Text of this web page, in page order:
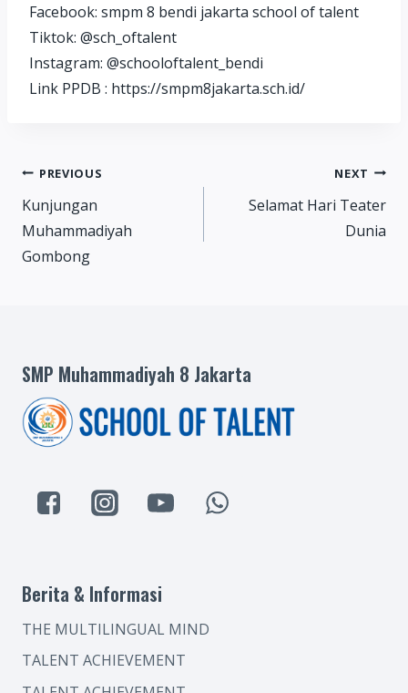
Facebook: smpm 8 bendi jakarta school of talent
Tiktok: @sch_oftalent
Instagram: @schooloftalent_bendi
Link PPDB : https://smpm8jakarta.sch.id/
Post
navigation
PREVIOUS
Kunjungan
Muhammadiyah
Gombong
NEXT
Selamat Hari Teater
Dunia
SMP Muhammadiyah 8 Jakarta
Berita & Informasi
THE MULTILINGUAL MIND
TALENT ACHIEVEMENT